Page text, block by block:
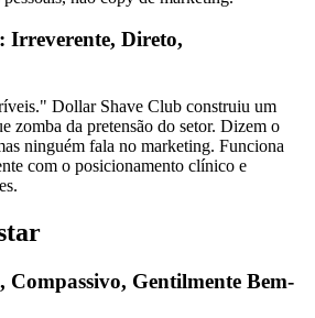
Irreverente, Direto,
Dollar Shave Club construiu um
zomba da pretensão do setor. Dizem o
ninguém fala no marketing. Funciona
com o posicionamento clínico e
Compassivo, Gentilmente Bem-